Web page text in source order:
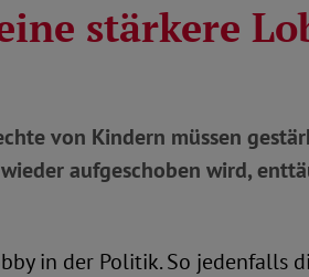
stärkere
von Kindern müssen
aufgeschoben wird,
in der Politik. So jedenfalls